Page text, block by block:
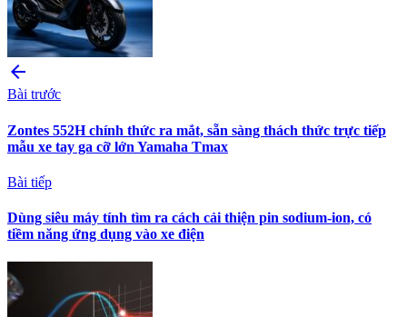
arrow_back
Bài trước
Zontes 552H chính thức ra mắt, sẵn sàng thách thức trực tiếp
mẫu xe tay ga cỡ lớn Yamaha Tmax
Bài tiếp
Dùng siêu máy tính tìm ra cách cải thiện pin sodium-ion, có
tiềm năng ứng dụng vào xe điện